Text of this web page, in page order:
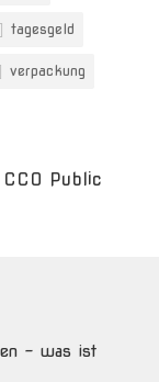
tagesgeld
verpackung
CC0 Public
– was ist